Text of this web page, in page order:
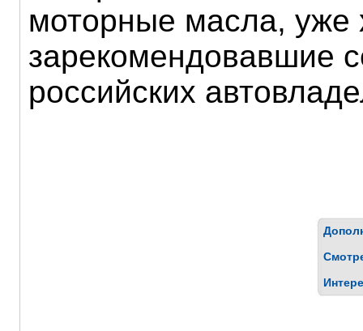
моторные масла, уже
зарекомендовавшие
российских